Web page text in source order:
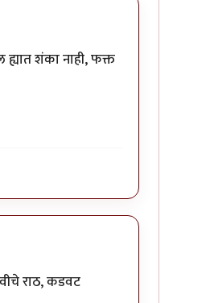
शंका नाही, फक्त
राठ, कडवट